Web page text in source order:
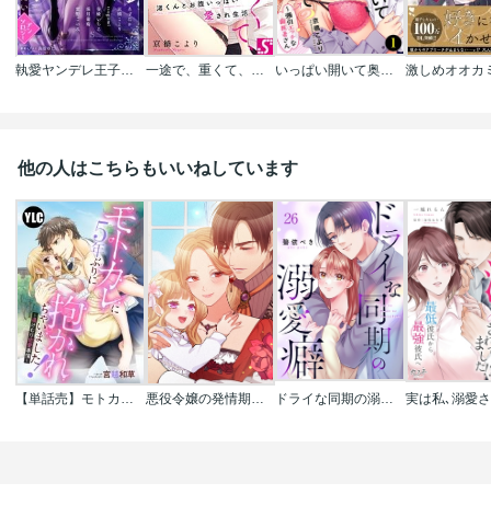
執愛ヤンデレ王子は無垢な聖女を淫靡に堕としたいアンソロジー 一途で、重くて、甘すぎる～渚くんとお腹いっぱい愛され生活 いっぱい開いて奥まで見せて?～強引エッチな歯医者さん
他の人はこちらもいいねしています
【単話売】モトカレに5年ぶりに抱かれちゃいました! ～湯けむり恋愛事情～ 悪役令嬢の発情期【タテヨミ】【フルカラー】 ドライな同期の溺愛癖